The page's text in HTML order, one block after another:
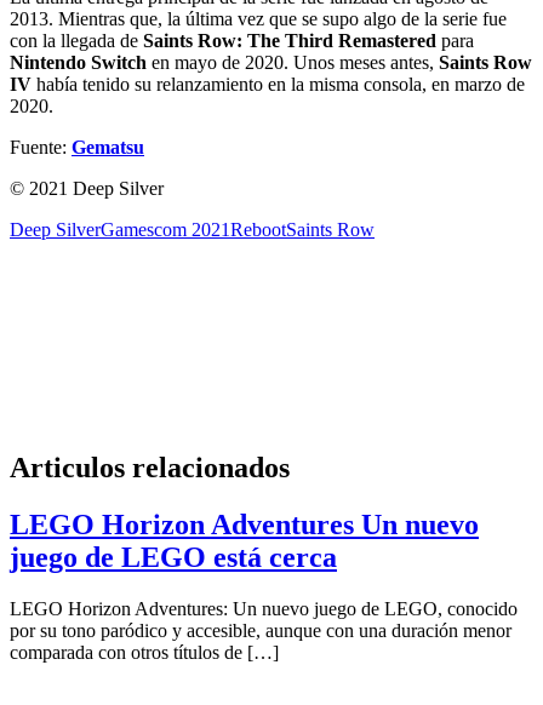
2013. Mientras que, la última vez que se supo algo de la serie fue
con la llegada de Saints Row: The Third Remastered para
Nintendo Switch en mayo de 2020. Unos meses antes, Saints Row
IV había tenido su relanzamiento en la misma consola, en marzo de
2020.
Fuente: Gematsu
© 2021 Deep Silver
Deep SilverGamescom 2021RebootSaints Row
Articulos relacionados
LEGO Horizon Adventures Un nuevo
juego de LEGO está cerca
LEGO Horizon Adventures: Un nuevo juego de LEGO, conocido
por su tono paródico y accesible, aunque con una duración menor
comparada con otros títulos de […]